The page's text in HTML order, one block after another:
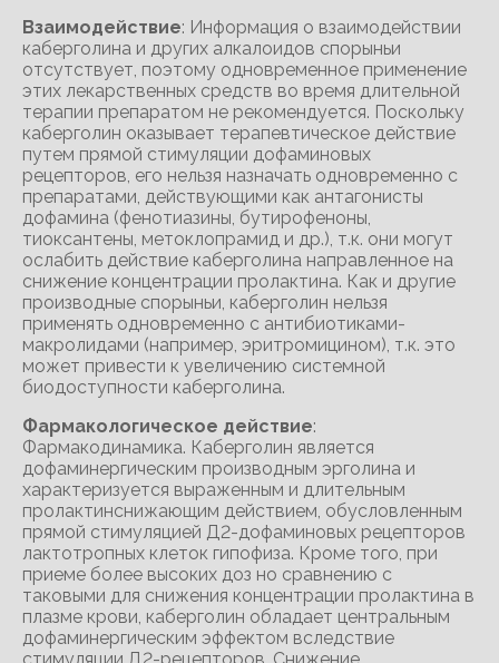
Взаимодействие: Информация о взаимодействии
каберголина и других алкалоидов спорыньи
отсутствует, поэтому одновременное применение
этих лекарственных средств во время длительной
терапии препаратом не рекомендуется. Поскольку
каберголин оказывает терапевтическое действие
путем прямой стимуляции дофаминовых
рецепторов, его нельзя назначать одновременно с
препаратами, действующими как антагонисты
дофамина (фенотиазины, бутирофеноны,
тиоксантены, метоклопрамид и др.), т.к. они могут
ослабить действие каберголина направленное на
снижение концентрации пролактина. Как и другие
производные спорыньи, каберголин нельзя
применять одновременно с антибиотиками-
макролидами (например, эритромицином), т.к. это
может привести к увеличению системной
биодоступности каберголина.
Фармакологическое действие:
Фармакодинамика. Каберголин является
дофаминергическим производным эрголина и
характеризуется выраженным и длительным
пролактинснижающим действием, обусловленным
прямой стимуляцией Д2-дофаминовых рецепторов
лактотропных клеток гипофиза. Кроме того, при
приеме более высоких доз но сравнению с
таковыми для снижения концентрации пролактина в
плазме крови, каберголин обладает центральным
дофаминергическим эффектом вследствие